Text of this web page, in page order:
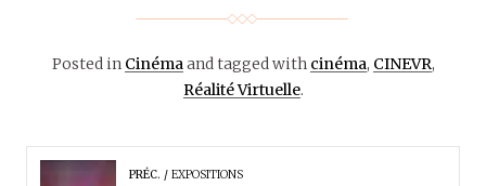
Posted in Cinémaand tagged with cinéma, CINEVR,
Réalité Virtuelle.
PRÉC. EXPOSITIONS